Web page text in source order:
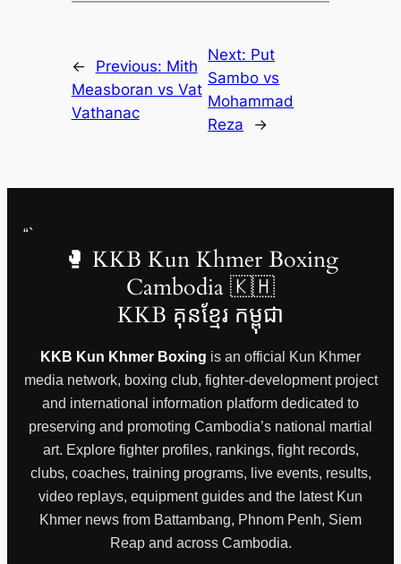
← Previous: Mith
Measboran vs Vat
Vathanac
Next: Put
Sambo vs
Mohammad
Reza
→
“`
🥊 KKB Kun Khmer Boxing
Cambodia 🇰🇭
KKB គុនខ្មែរ កម្ពុជា
KKB Kun Khmer Boxing is an official Kun Khmer
media network, boxing club, fighter-development project
and international information platform dedicated to
preserving and promoting Cambodia’s national martial
art. Explore fighter profiles, rankings, fight records,
clubs, coaches, training programs, live events, results,
video replays, equipment guides and the latest Kun
Khmer news from Battambang, Phnom Penh, Siem
Reap and across Cambodia.